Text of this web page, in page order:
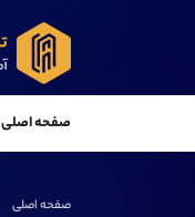
صفحه اصلی
صفحه اصلی